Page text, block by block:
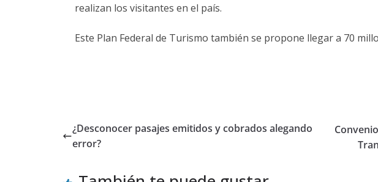
realizan los visitantes en el país.
Este Plan Federal de Turismo también se propone llegar a 70
¿Desconocer pasajes emitidos y cobrados alegando
error?